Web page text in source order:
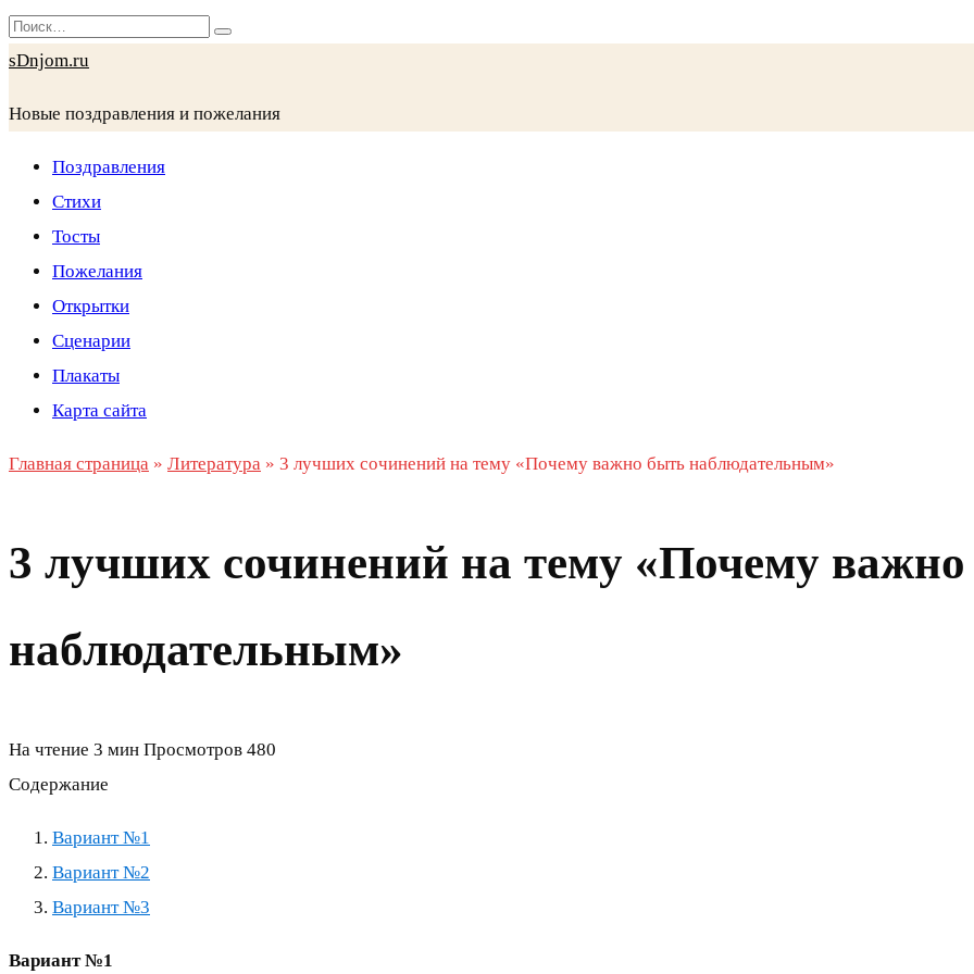
Перейти
к
Search
for:
sDnjom.ru
Новые поздравления и пожелания
Поздравления
Стихи
Тосты
Пожелания
Открытки
Сценарии
Плакаты
Карта сайта
Главная страница » Литература » 3 лучших сочинений на тему «Почему важно быть наблюдательным»
3 лучших сочинений на тему «Почему
наблюдательным»
На чтение 3 мин Просмотров 480
Содержание
Вариант №1
Вариант №2
Вариант №3
Вариант №1